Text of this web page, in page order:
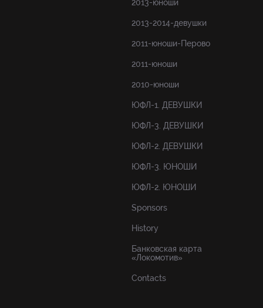
2013-юноши
2013-2014-девушки
2011-юноши-Перово
2011-юноши
2010-юноши
ЮФЛ-1. ДЕВУШКИ
ЮФЛ-3. ДЕВУШКИ
ЮФЛ-2. ДЕВУШКИ
ЮФЛ-3. ЮНОШИ
ЮФЛ-2. ЮНОШИ
Sponsors
History
Банковская карта
«Локомотив»
Contacts